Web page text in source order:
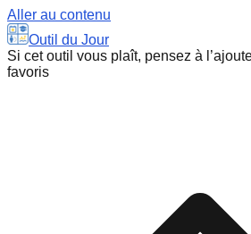
Aller au contenu
Outil du Jour
Si cet outil vous plaît, pensez à
favoris